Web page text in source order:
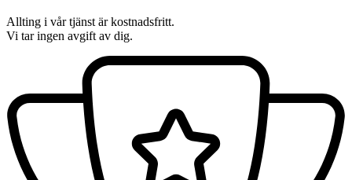
Allting i vår tjänst är kostnadsfritt.
Vi tar ingen avgift av dig.